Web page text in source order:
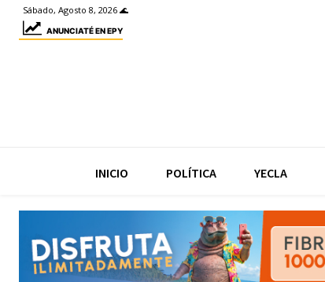
Sábado, Agosto 8, 2026 🌊
ANUNCIATÉ EN EPY
INICIO POLÍTICA YECLA